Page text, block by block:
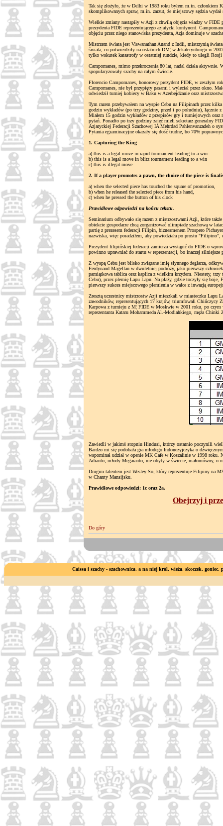
Tak się złożyło, że w Delhi w 1983 roku byłem m.in.
skomplikowanych spraw, m.in. zarzut, że miejscowy sędzia
Wielkie zmiany nastąpiły w Azji z chwilą objęcia władzy w FIDE
prezydenta FIDE reprezentującego azjatycki kontynent.
objęciu przez niego stanowiska prezydenta, Azja dominuje w
Mistrzem świata jest Viswanathan Anand z Indii, mistrzynią
świata, co potwierdziły na ostatnich DM¦ w Jekaterynburgu w
tylko wskutek katastrofy w ostatniej rundzie, kiedy to ulegli
Campomanes, mimo przekroczenia 80 lat, nadal działa aktywnie.
spopularyzowały szachy na całym świecie.
Florencio Campomanes, honorowy prezydent FIDE, w zeszłym
Campomanes, nie był przypięty pasami i wyleciał przez okno.
odwiedził turniej kobiecy w Baku w Azerbejdżanie oraz
Tym razem przebywałem na wyspie Cebu na Filipinach przez
godzin wykładów (po trzy godziny, przed i po południu), łącznie z
Miałem 15 godzin wykładów z przepisów gry i turniejowych oraz
pytań. Ponadto po trzy godziny zajęć mieli sekretarz generalny
Azjatyckiej Federacji Szachowej IA Mehrdad Pahlenvanzadeh o
Pytania egzaminacyjne okazały się dość trudne, bo 70%
1. Capturing the King
a) this is a legal move in rapid tournament leading to a win
b) this is a legal move in blitz tournament leading to a win
c) this is illegal move
2. If a player promotes a pawn, the choice of the piece is
a) when the selected piece has touched the square of promotion,
b) when he released the selected piece from his hand,
c) when he pressed the button of his clock
Prawidłowe odpowiedzi na końcu tekstu.
Seminarium odbywało się razem z mistrzostwami Azji, które
obiekcie gospodarze chcą zorganizować olimpiadę szachową w
partię z prezesem federacji Filipin, biznesmenem Prospero
nazwiska, więc poradziłem, aby powiedziała po prostu "Filipino",
Prezydent filipińskiej federacji zamierza wystąpić do FIDE o
powinno uprawniać do startu w reprezentacji, bo inaczej
Z wyspą Cebu jest blisko związane imię słynnego żeglarza,
Ferdynand Magellan w dwuletniej podróży, jako pierwszy
pamiątkowa tablica oraz kaplica z wielkim krzyżem. Niestety,
Cebu), przez plemię Lapu Lapu. Na plaży, gdzie toczyły się
pierwszy sukces miejscowego plemienia w walce z inwazją
Zresztą uczestnicy mistrzostw Azji mieszkali w miasteczku Lapu
zawodników, reprezentujących 17 krajów, triumfowali Chińczycy
Karpowa z turnieju z M¦ FIDE w Moskwie w 2001 roku, po czym
reprezentanta Kataru Mohammeda Al.-Modiahkiego, męża
Zawiedli w jakimś stopniu Hindusi, którzy ostatnio poczynili
Bardzo mi się podobała gra młodego Indonezyjczyka o
wspominał udział w openie MK Cafe w Koszalinie w 1998 roku.
Adianto, młody Megaranto, nie obyty w świecie, małomówny, o
Drugim talentem jest Wesley So, który reprezentuje Filipiny na
w Chanty Mansijsku.
Prawidłowe odpowiedzi: 1c oraz 2a.
Obejrzyj i
Do góry
Caissa i szachy - szachownica, a na niej król, wieża, skoczek,